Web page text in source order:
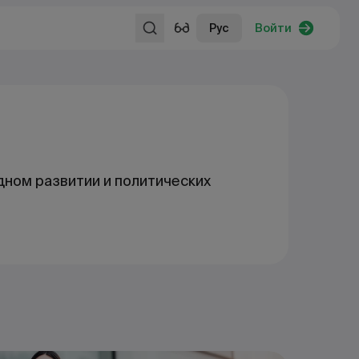
Рус Войти
развитии и политических